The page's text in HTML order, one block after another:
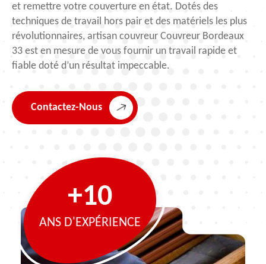
et remettre votre couverture en état. Dotés des
techniques de travail hors pair et des matériels les plus
révolutionnaires, artisan couvreur Couvreur Bordeaux
33 est en mesure de vous fournir un travail rapide et
fiable doté d’un résultat impeccable.
Contactez-Nous
+10
ANS D'EXPÉRIENCE